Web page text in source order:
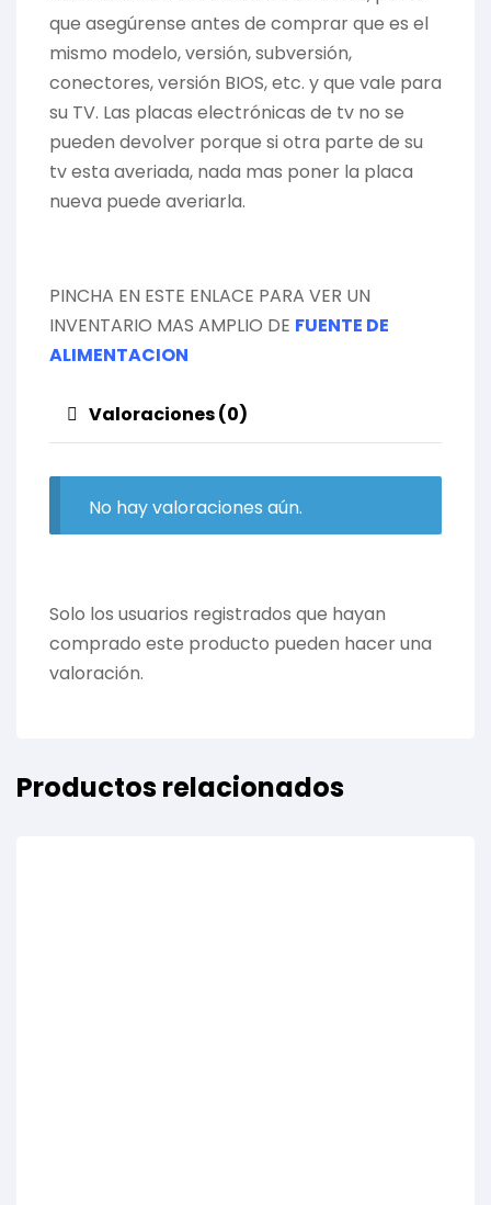
que asegúrense antes de comprar que es el
mismo modelo, versión, subversión,
conectores, versión BIOS, etc. y que vale para
su TV. Las placas electrónicas de tv no se
pueden devolver porque si otra parte de su
tv esta averiada, nada mas poner la placa
nueva puede averiarla.
PINCHA EN ESTE ENLACE PARA VER UN
INVENTARIO MAS AMPLIO DE FUENTE DE
ALIMENTACION
Valoraciones (0)
No hay valoraciones aún.
Solo los usuarios registrados que hayan
comprado este producto pueden hacer una
valoración.
Productos relacionados